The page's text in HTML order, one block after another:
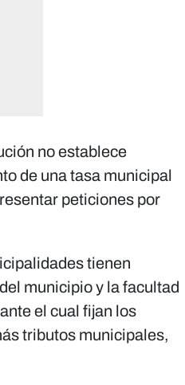
no establece
de una tasa municipal
peticiones por
tienen
municipio y la facultad
el cual fijan los
tributos municipales,